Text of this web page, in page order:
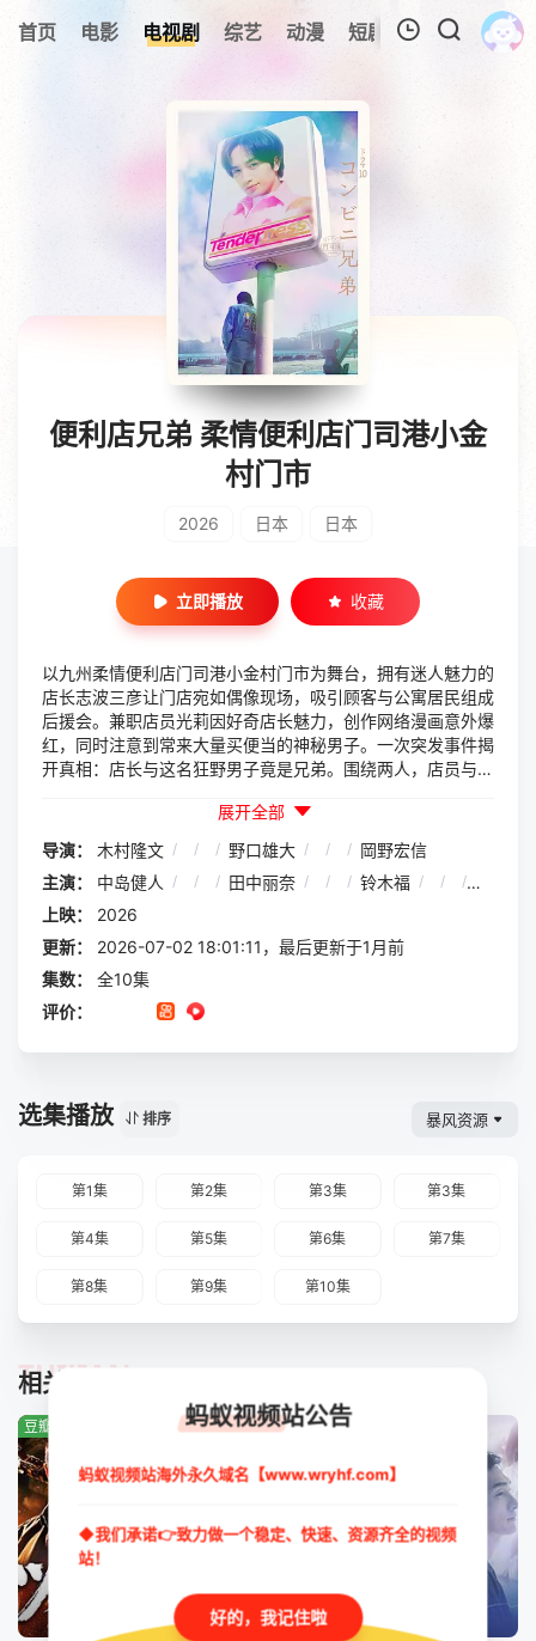
首页 电影 电视剧 综艺 动漫 短剧 今日更新
0
暂无观看影片的记录
便利店兄弟 柔情便利店门司港小金
村门市
2026 日本 日本
立即播放 收藏
以九州柔情便利店门司港小金村门市为舞台，拥有迷人魅力的
店长志波三彦让门店宛如偶像现场，吸引顾客与公寓居民组成
后援会。兼职店员光莉因好奇店长魅力，创作网络漫画意外爆
红，同时注意到常来大量买便当的神秘男子。一次突发事件揭
开真相：店长与这名狂野男子竟是兄弟。围绕两人，店员与顾
展开全部
导演：
木村隆文 / / / 野口雄大 / / / 岡野宏信
主演：
中岛健人 / / / 田中丽奈 / / / 铃木福 / / / 曾田陵
上映：
2026
更新：
2026-07-02 18:01:11，最后更新于1月前
集数：
全10集
评价：
选集播放 排序 暴风资源
第1集 第2集 第3集 第3集
第4集 第5集 第6集 第7集
第8集 第9集 第10集
相关推荐
TUIJIAN
豆瓣:3.8分
更新至第09集
豆瓣:0.0分
蚂蚁视频站公告
蚂蚁视频站海外永久域名【www.wryhf.com】
◆我们承诺👉致力做一个稳定、快速、资源齐全的视频
站！
好的，我记住啦